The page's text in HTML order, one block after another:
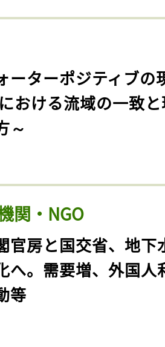
ーターポジティブの
おける流域の一致
～
関・NGO
官房と国交省、地下
へ。需要増、外国人
等